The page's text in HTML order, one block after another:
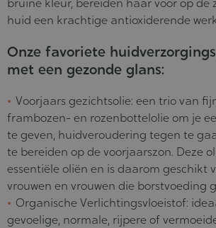
bruine kleur, bereiden haar voor op de
huid een krachtige antioxiderende
Onze favoriete
met een gezonde glans:
Voorjaars gezichtsolie: een trio van
frambozen- en rozenbottelolie om je
te geven, huidveroudering tegen te
te bereiden op de voorjaarszon. Deze
essentiële oliën en is daarom geschikt
vrouwen en vrouwen die borstvoeding
Organische Verlichtingsvloeistof:
gevoelige, normale, rijpere of